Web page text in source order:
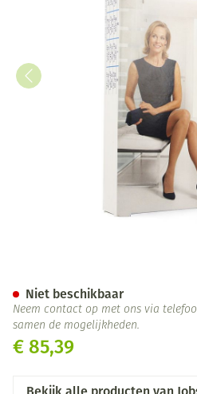
€ 85,39
Niet beschikbaar
Neem contact op met ons via
samen de mogelijkheden.